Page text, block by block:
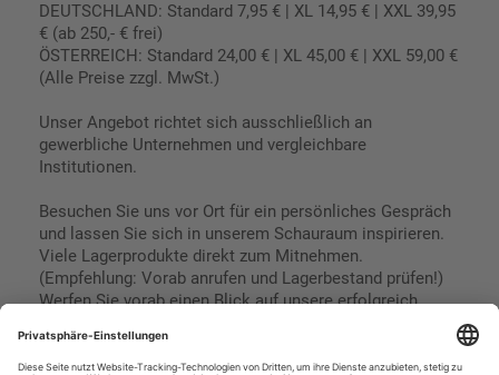
DEUTSCHLAND: Standard 7,95 € | XL 14,95 € | XXL 39,95
€ (ab 250,- € frei)
ÖSTERREICH: Standard 24,00 € | XL 45,00 € | XXL 59,00 €
(Alle Preise zzgl. MwSt.)
Unser Angebot richtet sich ausschließlich an
gewerbliche Unternehmen und vergleichbare
Institutionen.
Besuchen Sie uns vor Ort für ein persönliches Gespräch
und lassen Sie sich in unserem Schauraum inspirieren.
Viele Lagerprodukte direkt zum Mitnehmen.
(Empfehlung: Vorab anrufen und Lagerbestand prüfen!)
Werfen Sie vorab einen Blick auf unsere erfolgreich